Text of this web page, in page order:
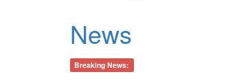
News
Breaking News: